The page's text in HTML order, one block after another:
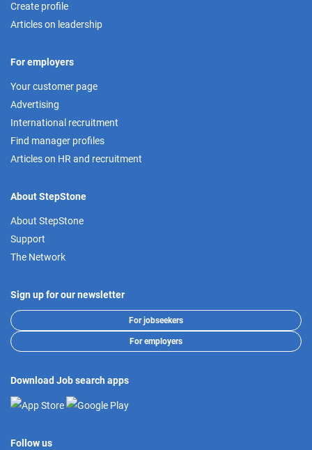
Create profile
Articles on leadership
For employers
Your customer page
Advertising
International recruitment
Find manager profiles
Articles on HR and recruitment
About StepStone
About StepStone
Support
The Network
Sign up for our newsletter
For jobseekers
For employers
Download Job search apps
Follow us